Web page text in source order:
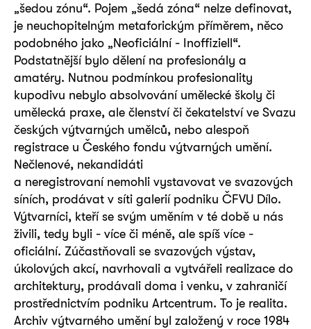
„šedou zónu“. Pojem „šedá zóna“ nelze definovat,
je neuchopitelným metaforickým příměrem, něco
podobného jako „Neoficiální - Inoffiziell“.
Podstatnější bylo dělení na profesionály a
amatéry. Nutnou podmínkou profesionality
kupodivu nebylo absolvování umělecké školy či
umělecká praxe, ale členství či čekatelství ve Svazu
českých výtvarných umělců, nebo alespoň
registrace u Českého fondu výtvarných umění.
Nečlenové, nekandidáti
a neregistrovaní nemohli vystavovat ve svazových
síních, prodávat v síti galerií podniku ČFVU Dílo.
Výtvarníci, kteří se svým uměním v té době u nás
živili, tedy byli - více či méně, ale spíš více -
oficiální. Zúčastňovali se svazových výstav,
úkolových akcí, navrhovali a vytvářeli realizace do
architektury, prodávali doma i venku, v zahraničí
prostřednictvím podniku Artcentrum. To je realita.
Archiv výtvarného umění byl založený v roce 1984